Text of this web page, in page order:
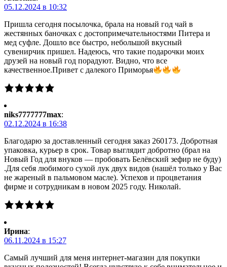
05.12.2024 в 10:32
Пришла сегодня посылочка, брала на новый год чай в
жестянных баночках с достопримечательностями Питера и
мед суфле. Дошло все быстро, небольшой вкусный
сувенирчик пришел. Надеюсь, что такие подарочки моих
друзей на новый год порадуют. Видно, что все
качественное.Привет с далекого Приморья
niks7777777max:
02.12.2024 в 16:38
Благодарю за доставленный сегодня заказ 260173. Добротная
упаковка, курьер в срок. Товар выглядит добротно (брал на
Новый Год для внуков — пробовать Белёвский зефир не буду)
.Для себя любимого сухой лук двух видов (нашёл только у Вас
не жареный в пальмовом масле). Успехов и процветания
фирме и сотрудникам в новом 2025 году. Николай.
Ирина:
06.11.2024 в 15:27
Самый лучший для меня интернет-магазин для покупки